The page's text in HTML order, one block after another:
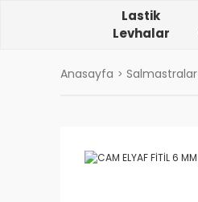
Lastik
Levhalar
Anasayfa Salmastralar